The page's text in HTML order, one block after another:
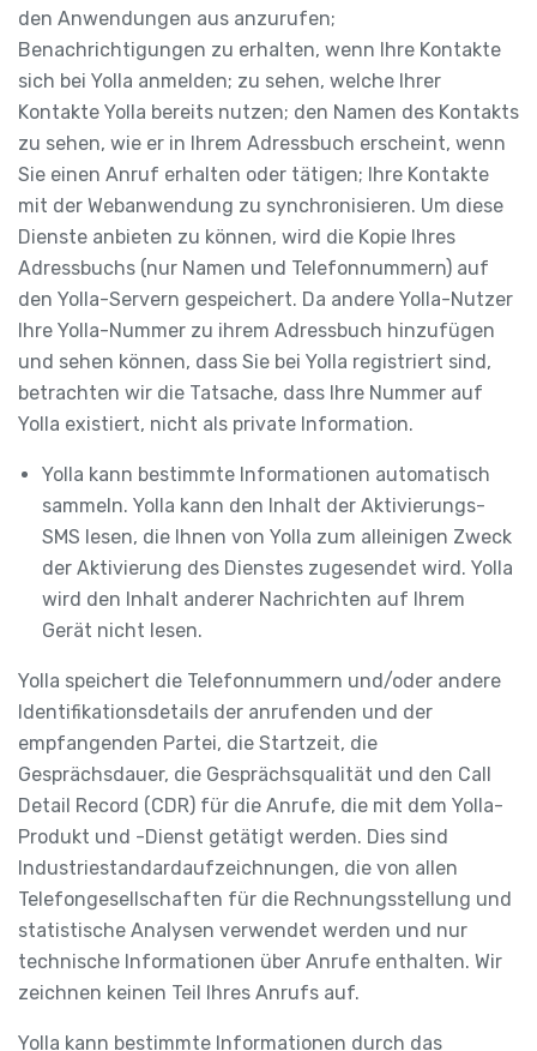
den Anwendungen aus anzurufen;
Benachrichtigungen zu erhalten, wenn Ihre Kontakte
sich bei Yolla anmelden; zu sehen, welche Ihrer
Kontakte Yolla bereits nutzen; den Namen des Kontakts
zu sehen, wie er in Ihrem Adressbuch erscheint, wenn
Sie einen Anruf erhalten oder tätigen; Ihre Kontakte
mit der Webanwendung zu synchronisieren. Um diese
Dienste anbieten zu können, wird die Kopie Ihres
Adressbuchs (nur Namen und Telefonnummern) auf
den Yolla-Servern gespeichert. Da andere Yolla-Nutzer
Ihre Yolla-Nummer zu ihrem Adressbuch hinzufügen
und sehen können, dass Sie bei Yolla registriert sind,
betrachten wir die Tatsache, dass Ihre Nummer auf
Yolla existiert, nicht als private Information.
Yolla kann bestimmte Informationen automatisch
sammeln. Yolla kann den Inhalt der Aktivierungs-
SMS lesen, die Ihnen von Yolla zum alleinigen Zweck
der Aktivierung des Dienstes zugesendet wird. Yolla
wird den Inhalt anderer Nachrichten auf Ihrem
Gerät nicht lesen.
Yolla speichert die Telefonnummern und/oder andere
Identifikationsdetails der anrufenden und der
empfangenden Partei, die Startzeit, die
Gesprächsdauer, die Gesprächsqualität und den Call
Detail Record (CDR) für die Anrufe, die mit dem Yolla-
Produkt und -Dienst getätigt werden. Dies sind
Industriestandardaufzeichnungen, die von allen
Telefongesellschaften für die Rechnungsstellung und
statistische Analysen verwendet werden und nur
technische Informationen über Anrufe enthalten. Wir
zeichnen keinen Teil Ihres Anrufs auf.
Yolla kann bestimmte Informationen durch das